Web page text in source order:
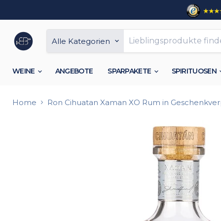
Alle Kategorien
WEINE ANGEBOTE SPARPAKETE SPIRITUOSEN
Home Ron Cihuatan Xaman XO Rum in